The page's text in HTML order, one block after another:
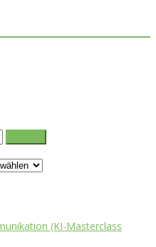
(KI-Masterclass